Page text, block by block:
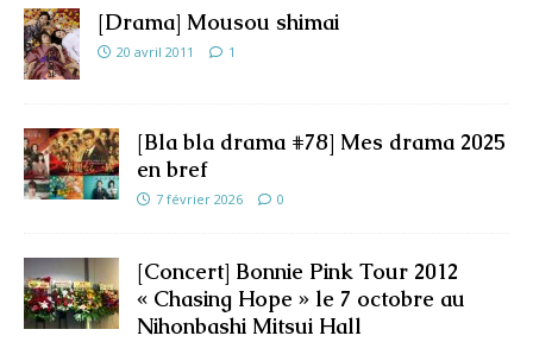
[Drama] Mousou shimai
20 avril 2011 1
[Bla bla drama #78] Mes drama 2025
en bref
7 février 2026 0
[Concert] Bonnie Pink Tour 2012
« Chasing Hope » le 7 octobre au
Nihonbashi Mitsui Hall